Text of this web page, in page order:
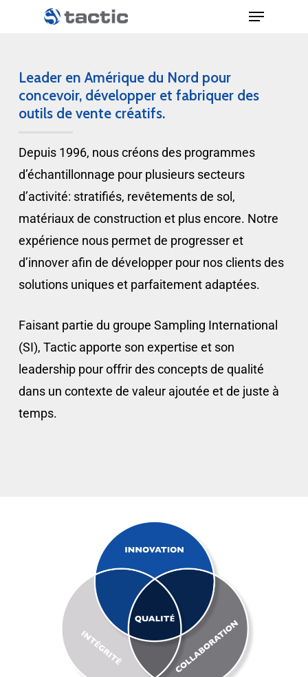
Leader en Amérique du Nord pour
concevoir, développer et fabriquer des
outils de vente créatifs.
Depuis 1996, nous créons des programmes
d’échantillonnage pour plusieurs secteurs
d’activité: stratifiés, revêtements de sol,
matériaux de construction et plus encore. Notre
expérience nous permet de progresser et
d’innover afin de développer pour nos clients des
solutions uniques et parfaitement adaptées.
Faisant partie du groupe Sampling International
(SI), Tactic apporte son expertise et son
leadership pour offrir des concepts de qualité
dans un contexte de valeur ajoutée et de juste à
temps.
À propos de nous